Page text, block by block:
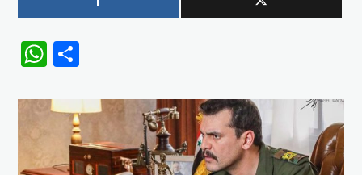
WhatsApp